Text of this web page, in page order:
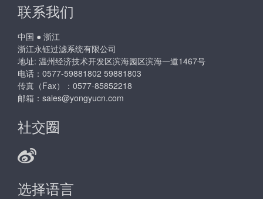
联系我们
中国 ● 浙江
浙江永钰过滤系统有限公司
地址: 温州经济技术开发区滨海园区滨海一道1467号
电话：0577-59881802 59881803
传真（Fax）：0577-85852218
邮箱： sales@yongyucn.com
社交圈
选择语言